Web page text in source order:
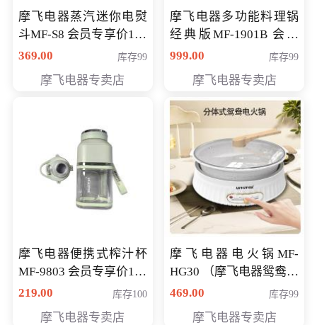
摩飞电器蒸汽迷你电熨
斗MF-S8 会员专享价168
元
369.00 库存99
摩飞电器专卖店
摩飞电器多功能料理锅
经典版MF-1901B 会员
专享价399元
999.00 库存99
摩飞电器专卖店
摩飞电器便携式榨汁杯
MF-9803 会员专享价138
元
219.00 库存100
摩飞电器专卖店
摩飞电器电火锅MF-
HG30 （摩飞电器鸳鸯锅
MF-HG30 ） 会员专享价
469.00 库存99
摩飞电器专卖店